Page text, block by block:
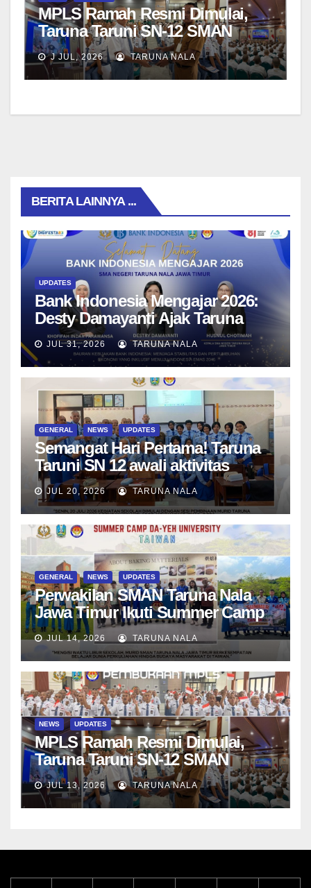
MPLS Ramah Resmi Dimulai,
Taruna Taruni SN-12 SMAN
Taruna Nala Jawa Timur Siap
Menjalani Tahun Ajaran Baru
J JUL, 2026 TARUNA NALA
BERITA LAINNYA ...
UPDATES
Bank Indonesia Mengajar 2026:
Desty Damayanti Ajak Taruna
SMAN Taruna Nala Jawa Timur
Menjadi Generasi Pemimpin
Berwawasan Global
JUL 31, 2026 TARUNA NALA
GENERAL NEWS UPDATES
Semangat Hari Pertama! Taruna
Taruni SN 12 awali aktivitas
bersama Wali Kelas dan Tes
Asesmen Diagnostik
JUL 20, 2026 TARUNA NALA
GENERAL NEWS UPDATES
Perwakilan SMAN Taruna Nala
Jawa Timur Ikuti Summer Camp
di Da-Yeh University, Taiwan
JUL 14, 2026 TARUNA NALA
NEWS UPDATES
MPLS Ramah Resmi Dimulai,
Taruna Taruni SN-12 SMAN
Taruna Nala Jawa Timur Siap
Menjalani Tahun Ajaran Baru
JUL 13, 2026 TARUNA NALA